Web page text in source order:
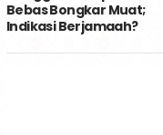
Bebas Bongkar Muat;
Indikasi Berjamaah?